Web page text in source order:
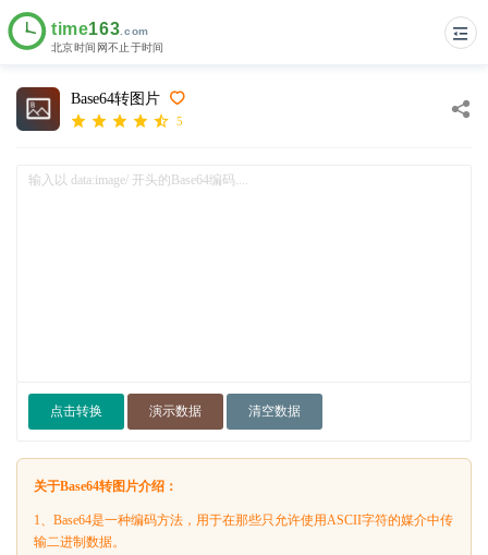
Base64转图片
5
点击转换 演示数据 清空数据
关于Base64转图片介绍：
1、Base64是一种编码方法，用于在那些只允许使用ASCII字符的媒介中传
输二进制数据。